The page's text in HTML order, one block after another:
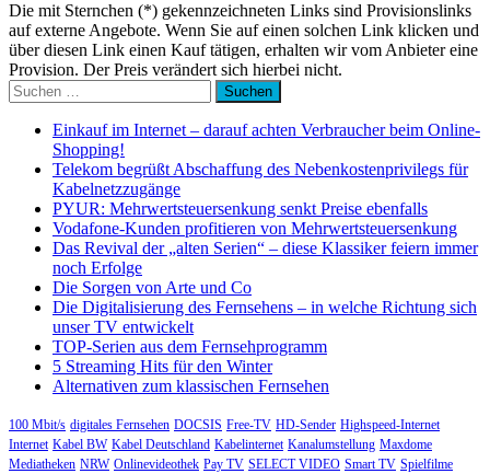
Die mit Sternchen (*) gekennzeichneten Links sind Provisionslinks
auf externe Angebote. Wenn Sie auf einen solchen Link klicken und
über diesen Link einen Kauf tätigen, erhalten wir vom Anbieter eine
Provision. Der Preis verändert sich hierbei nicht.
Suchen
nach:
Einkauf im Internet – darauf achten Verbraucher beim Online-
Shopping!
Telekom begrüßt Abschaffung des Nebenkostenprivilegs für
Kabelnetzzugänge
PYUR: Mehrwertsteuersenkung senkt Preise ebenfalls
Vodafone-Kunden profitieren von Mehrwertsteuersenkung
Das Revival der „alten Serien“ – diese Klassiker feiern immer
noch Erfolge
Die Sorgen von Arte und Co
Die Digitalisierung des Fernsehens – in welche Richtung sich
unser TV entwickelt
TOP-Serien aus dem Fernsehprogramm
5 Streaming Hits für den Winter
Alternativen zum klassischen Fernsehen
100 Mbit/s digitales Fernsehen DOCSIS Free-TV HD-Sender Highspeed-Internet
Internet Kabel BW Kabel Deutschland Kabelinternet Kanalumstellung Maxdome
Mediatheken NRW Onlinevideothek Pay TV SELECT VIDEO Smart TV Spielfilme